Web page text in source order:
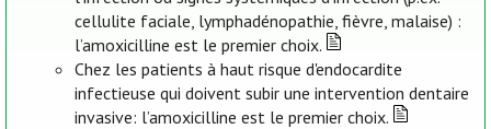
cellulite faciale, lymphadénopathie, fièvre, malaise) :
l’amoxicilline est le premier choix.
Chez les patients à haut risque d'endocardite
infectieuse qui doivent subir une intervention dentaire
invasive: l’amoxicilline est le premier choix.